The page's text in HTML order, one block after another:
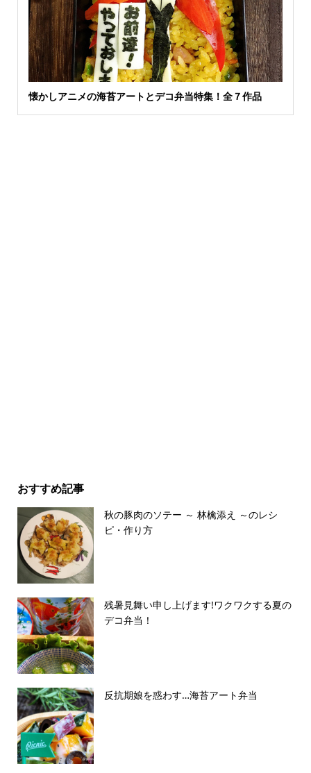
懐かしアニメの海苔アートとデコ弁当特集！全７作品
おすすめ記事
秋の豚肉のソテー ～ 林檎添え ～のレシ
ピ・作り方
残暑見舞い申し上げます!ワクワクする夏の
デコ弁当！
反抗期娘を惑わす…海苔アート弁当